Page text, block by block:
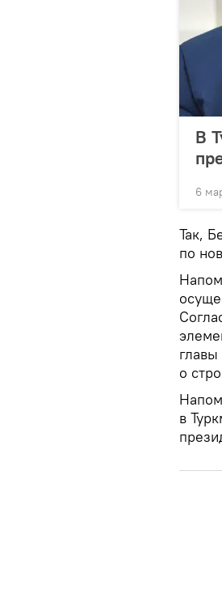
В
6
Так,
по
о
в